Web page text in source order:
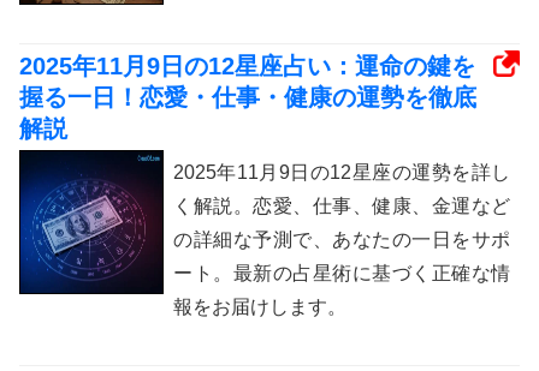
2025年11月9日の12星座占い：運命の鍵を
握る一日！恋愛・仕事・健康の運勢を徹底
解説
2025年11月9日の12星座の運勢を詳し
く解説。恋愛、仕事、健康、金運など
の詳細な予測で、あなたの一日をサポ
ート。最新の占星術に基づく正確な情
報をお届けします。